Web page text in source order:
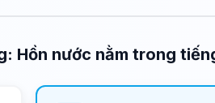
Hồn nước nằm trong